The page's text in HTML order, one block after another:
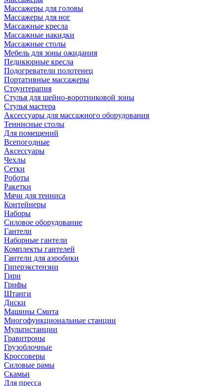
Массажеры для головы
Массажеры для ног
Массажные кресла
Массажные накидки
Массажные столы
Мебель для зоны ожидания
Педикюрные кресла
Подогреватели полотенец
Портативные массажеры
Стоунтерапия
Стулья для шейно-воротниковой зоны
Стулья мастера
Аксессуары для массажного оборудования
Теннисные столы
Для помещений
Всепогодные
Аксессуары
Чехлы
Сетки
Роботы
Ракетки
Мячи для тенниса
Контейнеры
Наборы
Силовое оборудование
Гантели
Наборные гантели
Комплекты гантелей
Гантели для аэробики
Гиперэкстензии
Гири
Грифы
Штанги
Диски
Машины Смита
Многофункциональные станции
Мультистанции
Гравитроны
Грузоблочные
Кроссоверы
Силовые рамы
Скамьи
Для пресса